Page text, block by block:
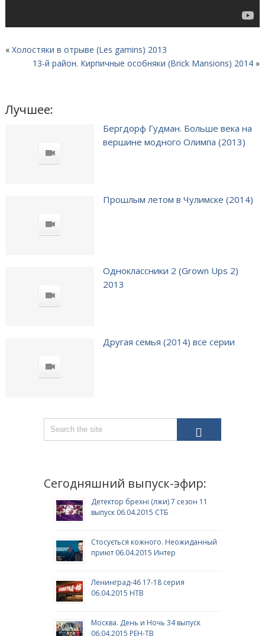
« Холостяки в отрыве (Les gamins) 2013
13-й район. Кирпичные особняки (Brick Mansions) 2014 »
Лучшее:
Бергдорф Гудман. Больше века на
вершине модного Олимпа (2013)
Прошлым летом в Чулимске (2014)
Одноклассники 2 (Grown Ups 2)
2013
Другая семья (2014) все серии
Сегодняшний выпуск-эфир:
Детектор брехні (лжи) 7 сезон 11
выпуск 06.04.2015 СТБ
Стосується кожного. Неожиданный
приют 06.04.2015 Интер
Ленинград-46 17-18 серия
06.04.2015 НТВ
Москва. День и Ночь 34 выпуск
06.04.2015 РЕН-ТВ